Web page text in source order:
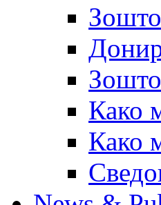
Како
Како